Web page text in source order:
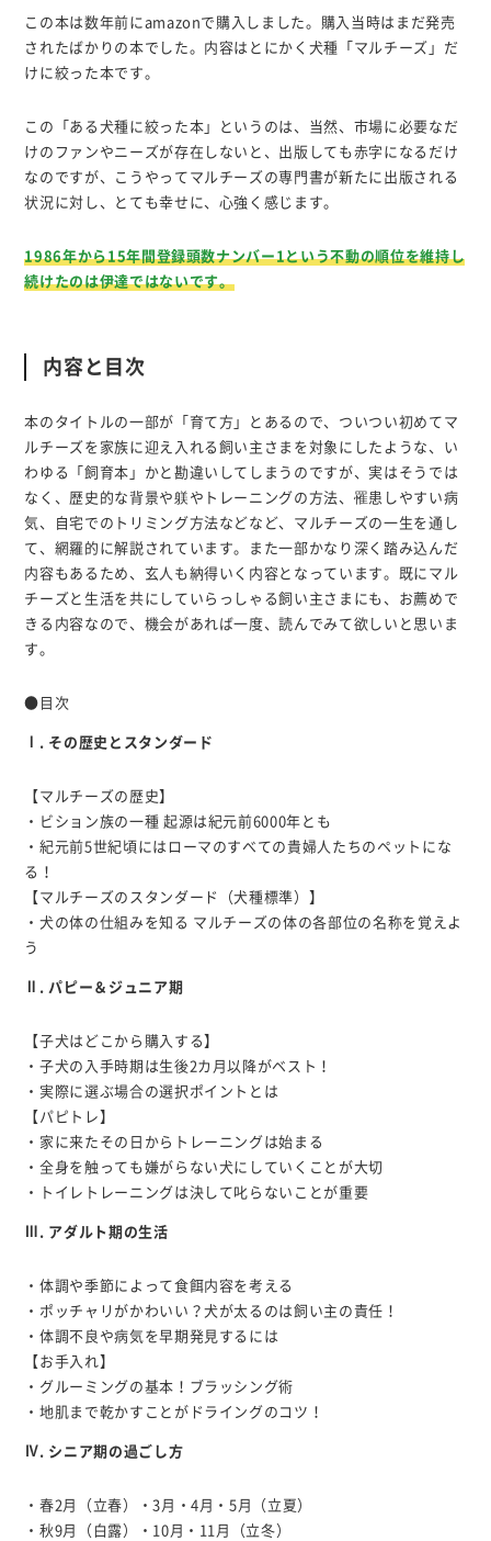
この本は数年前にamazonで購入しました。購入当時はまだ発売
されたばかりの本でした。内容はとにかく犬種「マルチーズ」だ
けに絞った本です。
この「ある犬種に絞った本」というのは、当然、市場に必要なだ
けのファンやニーズが存在しないと、出版しても赤字になるだけ
なのですが、こうやってマルチーズの専門書が新たに出版される
状況に対し、とても幸せに、心強く感じます。
1986年から15年間登録頭数ナンバー1という不動の順位を維持し
続けたのは伊達ではないです。
内容と目次
本のタイトルの一部が「育て方」とあるので、ついつい初めてマ
ルチーズを家族に迎え入れる飼い主さまを対象にしたような、い
わゆる「飼育本」かと勘違いしてしまうのですが、実はそうでは
なく、歴史的な背景や躾やトレーニングの方法、罹患しやすい病
気、自宅でのトリミング方法などなど、マルチーズの一生を通し
て、網羅的に解説されています。また一部かなり深く踏み込んだ
内容もあるため、玄人も納得いく内容となっています。既にマル
チーズと生活を共にしていらっしゃる飼い主さまにも、お薦めで
きる内容なので、機会があれば一度、読んでみて欲しいと思いま
す。
●目次
Ⅰ. その歴史とスタンダード
【マルチーズの歴史】
・ビション族の一種 起源は紀元前6000年とも
・紀元前5世紀頃にはローマのすべての貴婦人たちのペットにな
る！
【マルチーズのスタンダード（犬種標準）】
・犬の体の仕組みを知る マルチーズの体の各部位の名称を覚えよ
う
Ⅱ. パピー＆ジュニア期
【子犬はどこから購入する】
・子犬の入手時期は生後2カ月以降がベスト！
・実際に選ぶ場合の選択ポイントとは
【パピトレ】
・家に来たその日からトレーニングは始まる
・全身を触っても嫌がらない犬にしていくことが大切
・トイレトレーニングは決して叱らないことが重要
Ⅲ. アダルト期の生活
・体調や季節によって食餌内容を考える
・ポッチャリがかわいい？犬が太るのは飼い主の責任！
・体調不良や病気を早期発見するには
【お手入れ】
・グルーミングの基本！ブラッシング術
・地肌まで乾かすことがドライングのコツ！
Ⅳ. シニア期の過ごし方
・春2月（立春）・3月・4月・5月（立夏）
・秋9月（白露）・10月・11月（立冬）